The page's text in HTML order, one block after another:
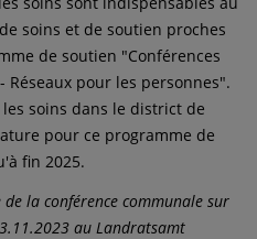
soins et de soutien proches
de soutien "Conférences
Réseaux pour les personnes".
soins dans le district de
pour ce programme de
fin 2025.
la conférence communale sur
au Landratsamt